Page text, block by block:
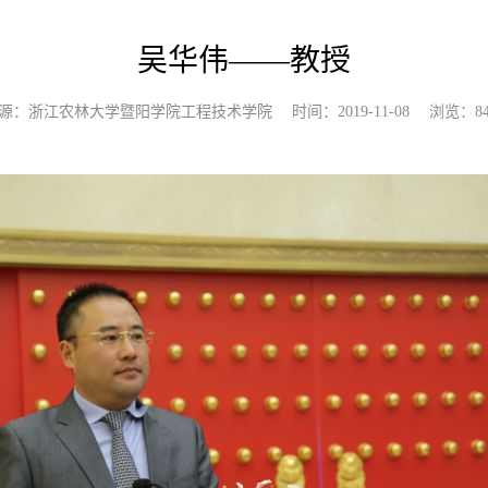
吴华伟——教授
：浙江农林大学暨阳学院工程技术学院 时间：2019-11-08 浏览：